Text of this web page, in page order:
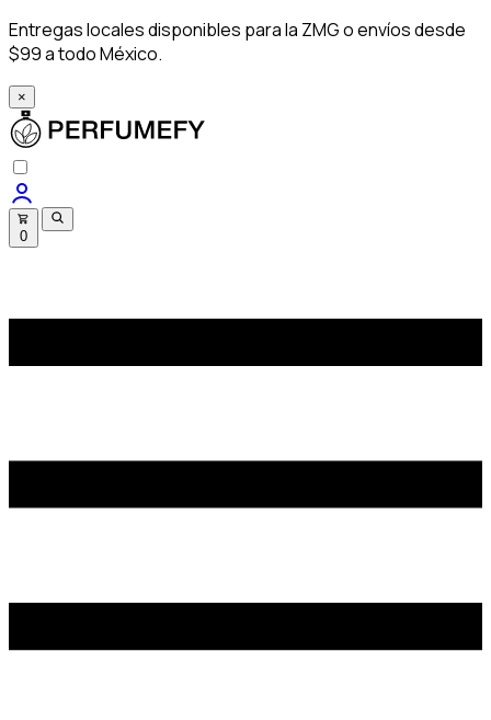
Entregas locales disponibles para la ZMG o envíos desde
$99 a todo México.
×
0